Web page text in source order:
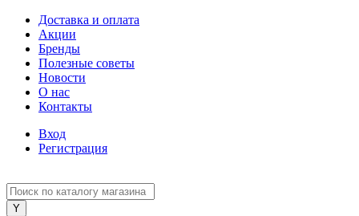
Доставка и оплата
Акции
Бренды
Полезные советы
Новости
О нас
Контакты
Вход
Регистрация